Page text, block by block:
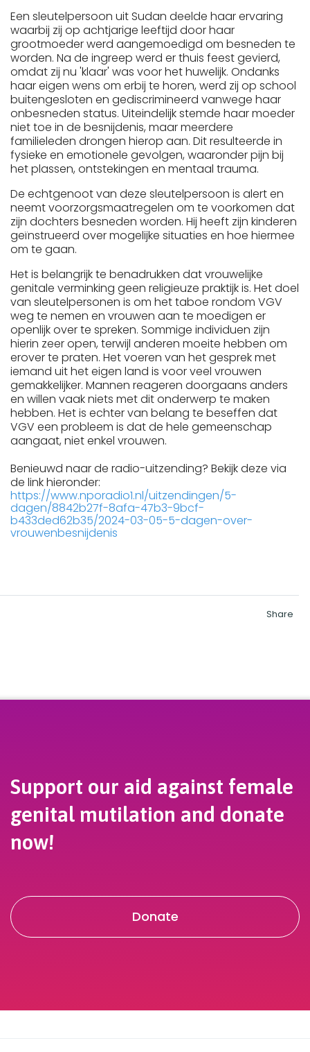
Een sleutelpersoon uit Sudan deelde haar ervaring
waarbij zij op achtjarige leeftijd door haar
grootmoeder werd aangemoedigd om besneden te
worden. Na de ingreep werd er thuis feest gevierd,
omdat zij nu 'klaar' was voor het huwelijk. Ondanks
haar eigen wens om erbij te horen, werd zij op school
buitengesloten en gediscrimineerd vanwege haar
onbesneden status. Uiteindelijk stemde haar moeder
niet toe in de besnijdenis, maar meerdere
familieleden drongen hierop aan. Dit resulteerde in
fysieke en emotionele gevolgen, waaronder pijn bij
het plassen, ontstekingen en mentaal trauma.
De echtgenoot van deze sleutelpersoon is alert en
neemt voorzorgsmaatregelen om te voorkomen dat
zijn dochters besneden worden. Hij heeft zijn kinderen
geïnstrueerd over mogelijke situaties en hoe hiermee
om te gaan.
Het is belangrijk te benadrukken dat vrouwelijke
genitale verminking geen religieuze praktijk is. Het doel
van sleutelpersonen is om het taboe rondom VGV
weg te nemen en vrouwen aan te moedigen er
openlijk over te spreken. Sommige individuen zijn
hierin zeer open, terwijl anderen moeite hebben om
erover te praten. Het voeren van het gesprek met
iemand uit het eigen land is voor veel vrouwen
gemakkelijker. Mannen reageren doorgaans anders
en willen vaak niets met dit onderwerp te maken
hebben. Het is echter van belang te beseffen dat
VGV een probleem is dat de hele gemeenschap
aangaat, niet enkel vrouwen.
Benieuwd naar de radio-uitzending? Bekijk deze via
de link hieronder:
https://www.nporadio1.nl/uitzendingen/5-
dagen/8842b27f-8afa-47b3-9bcf-
b433ded62b35/2024-03-05-5-dagen-over-
vrouwenbesnijdenis
Share
Support our aid against female
genital mutilation and donate
now!
Donate